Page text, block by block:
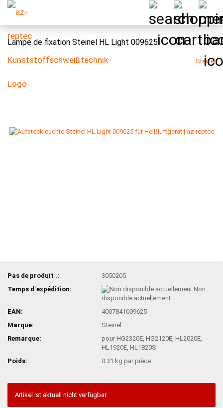
Lampe de fixation Steinel HL Light 009625
Steinel
Pas de produit .:
3050205
Temps d`expédition:
Non
disponible actuellement
EAN:
4007841009625
Marque:
Steinel
Remarque:
pour HG2320E, HG2120E, HL2020E,
HL1920E, HL1820S
Poids:
0.31 kg par pièce
Artikel ist aktuell nicht verfügbar.